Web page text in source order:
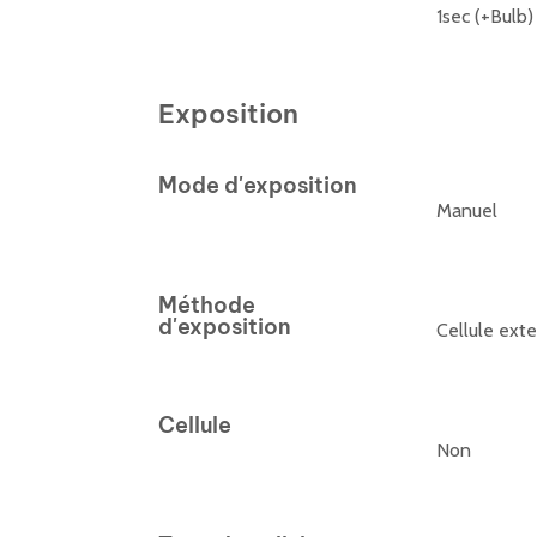
1sec (+Bulb)
Exposition
Mode d'exposition
Manuel
Méthode
d'exposition Cellule
Cellule
Non